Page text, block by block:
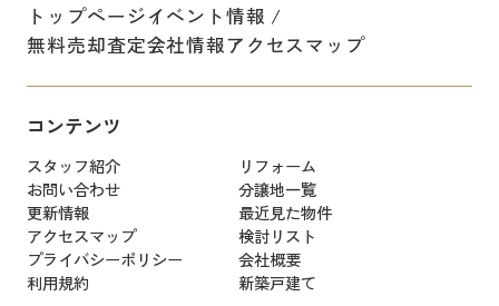
トップページイベント情報
無料売却査定会社情報アクセスマップ
コンテンツ
スタッフ紹介
リフォーム
お問い合わせ
分譲地一覧
更新情報
最近見た物件
アクセスマップ
検討リスト
プライバシーポリシー
会社概要
利用規約
新築戸建て